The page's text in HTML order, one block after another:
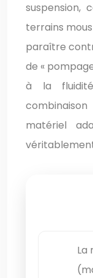
suspension,
terrains
paraître
de «
à la
matériel
La